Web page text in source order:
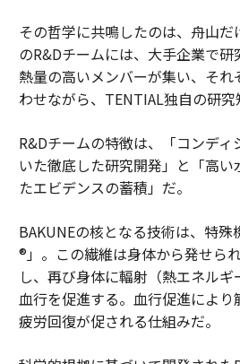
その哲学に共鳴したのは、舟山
のR&Dチームには、大手企業で
熱量の高いメンバーが集い、そ
わせながら、TENTIAL独自の研究
R&Dチームの特徴は、「コンデ
いた徹底した研究開発」と「高
たエビデンスの蓄積」だ。
BAKUNEの核となる技術は、特殊
®」。この繊維は身体から発せら
し、再び身体に輻射（熱エネル
血行を促進する。血行促進により
疲労回復が促される仕組みだ。